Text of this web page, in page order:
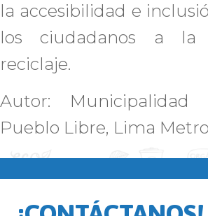
la accesibilidad e
los ciudadanos a
reciclaje.
Autor: Municipalidad
Pueblo Libre, Lima